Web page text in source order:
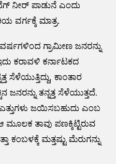
ನೀರ್ ಪಾಡುನೆ ಎಂದು
ವರ್ಗಕ್ಕೆ ಮಾತ್ರ.
ಗ್ರಾಮೀಣ ಜನರನ್ನು
ಇದು ಕರಾವಳಿ ಕರ್ನಾಟಕದ
ಸೆಳೆಯುತ್ತಿದ್ದು, ಕಾಂತಾರ
ತನ್ನತ್ತ ಸೆಳೆಯುತ್ತದೆ.
ಜಯಿಸಬಹುದು ಎಂಬ
ಮೂಲಕ ತಾವು ಪಣಕ್ಕಿಟ್ಟಿರುವ
ಕಂಬಳಕ್ಕೆ ಮತ್ತಷ್ಟು ಮೆರುಗನ್ನು